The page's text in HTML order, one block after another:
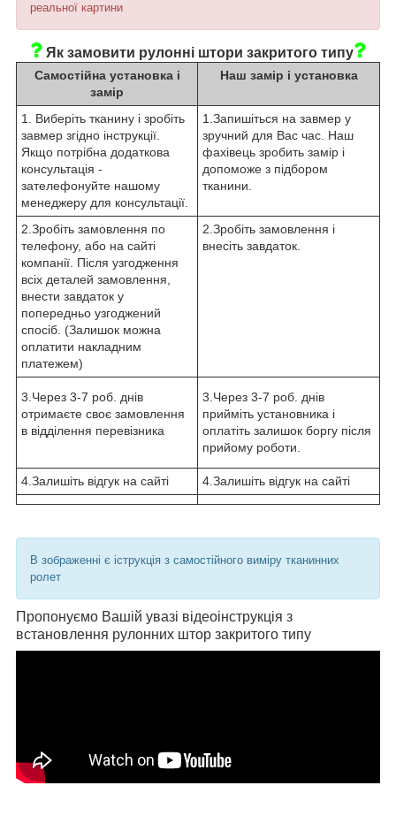
реальної картини
Як замовити рулонні штори закритого типу
Самостійна установка і
замір
Наш замір і установка
1. Виберіть тканину і зробіть
завмер згідно інструкції.
Якщо потрібна додаткова
консультація -
зателефонуйте нашому
менеджеру для консультації.
1.Запишіться на завмер у
зручний для Вас час. Наш
фахівець зробить замір і
допоможе з підбором
тканини.
2.Зробіть замовлення по
телефону, або на сайті
компанії. Після узгодження
всіх деталей замовлення,
внести завдаток у
попередньо узгоджений
спосіб. (Залишок можна
оплатити накладним
платежем)
2.Зробіть замовлення і
внесіть завдаток.
3.Через 3-7 роб. днів
отримаєте своє замовлення
в відділення перевізника
3.Через 3-7 роб. днів
прийміть установника і
оплатіть залишок боргу після
прийому роботи.
4.Залишіть відгук на сайті 4.Залишіть відгук на сайті
В зображенні є іструкція з самостійного виміру тканинних
ролет
Пропонуємо Вашій увазі відеоінструкція з
встановлення рулонних штор закритого типу